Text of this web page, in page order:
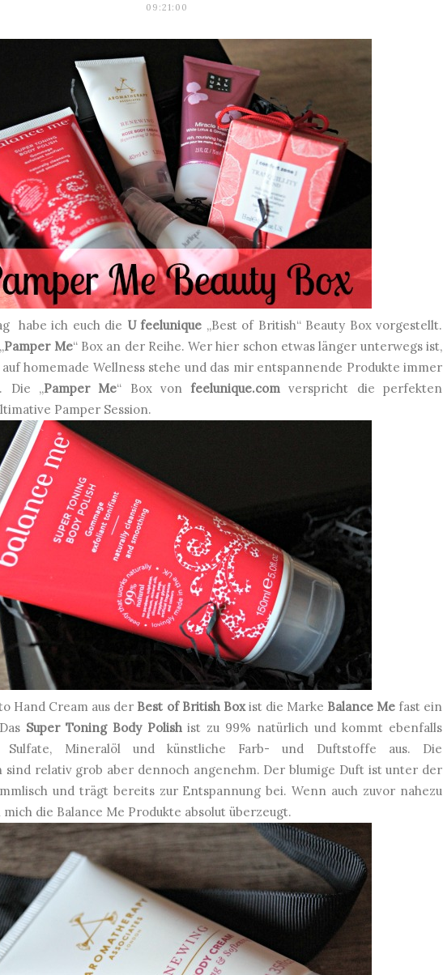
09:21:00
habe ich euch die U feelunique „Best of British“ Beauty Box vorgestellt.
Pamper Me“ Box an der Reihe. Wer hier schon etwas länger unterwegs ist,
homemade Wellness stehe und das mir entspannende Produkte immer
Die „Pamper Me“ Box von feelunique.com verspricht die perfekten
Pamper Session.
Hand Cream aus der Best of British Boxist die Marke Balance Mefast ein
Super Toning Body Polishist zu 99% natürlich und kommt ebenfalls
Sulfate, Mineralöl und künstliche Farb- und Duftstoffe aus. Die
sind relativ grob aber dennoch angenehm. Der blumige Duft ist unter der
und trägt bereits zur Entspannung bei. Wenn auch zuvor nahezu
die Balance Me Produkte absolut überzeugt.